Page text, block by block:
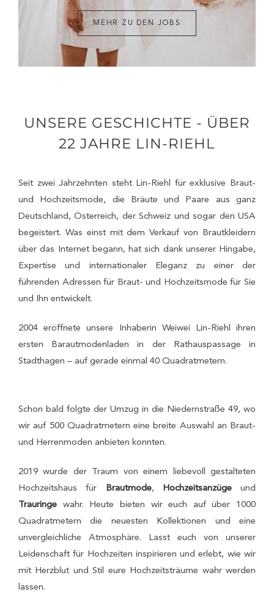
MEHR ZU DEN JOBS
UNSERE GESCHICHTE - ÜBER
22 JAHRE LIN-RIEHL
Seit zwei Jahrzehnten steht Lin-Riehl für exklusive Braut-
und Hochzeitsmode, die Bräute und Paare aus ganz
Deutschland, Österreich, der Schweiz und sogar den USA
begeistert. Was einst mit dem Verkauf von Brautkleidern
über das Internet begann, hat sich dank unserer Hingabe,
Expertise und internationaler Eleganz zu einer der
führenden Adressen für Braut- und Hochzeitsmode für Sie
und Ihn entwickelt.
2004 eröffnete unsere Inhaberin Weiwei Lin-Riehl ihren
ersten Barautmodenladen in der Rathauspassage in
Stadthagen – auf gerade einmal 40 Quadratmetern.
Schon bald folgte der Umzug in die Niedernstraße 49, wo
wir auf 500 Quadratmetern eine breite Auswahl an Braut-
und Herrenmoden anbieten konnten.
2019 wurde der Traum von einem liebevoll gestalteten
Hochzeitshaus für
Brautmode, Hochzeitsanzügeund
Trauringe wahr. Heute bieten wir euch auf über 1000
Quadratmetern die neuesten Kollektionen und eine
unvergleichliche Atmosphäre. Lasst euch von unserer
Leidenschaft für Hochzeiten inspirieren und erlebt, wie wir
mit Herzblut und Stil eure Hochzeitsträume wahr werden
lassen.